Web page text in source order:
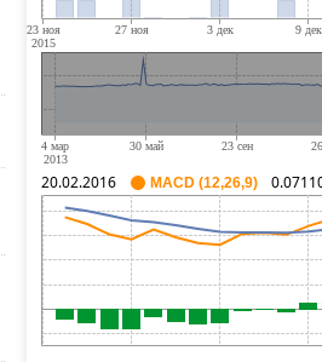
20.02.2016 MACD (12,26,9)